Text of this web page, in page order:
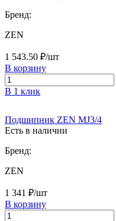
Бренд:
ZEN
1 543.50 ₽/шт
В корзину
В 1 клик
Подшипник ZEN MJ3/4
Есть в наличии
Бренд:
ZEN
1 341 ₽/шт
В корзину